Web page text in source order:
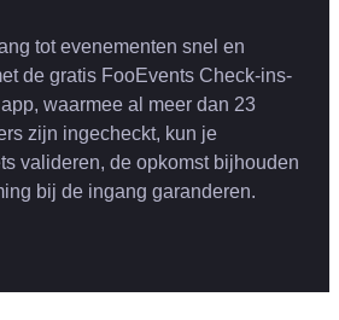
tot evenementen snel en
de gratis FooEvents Check-ins-
waarmee al meer dan 23
zijn ingecheckt, kun je
valideren, de opkomst bijhouden
bij de ingang garanderen.